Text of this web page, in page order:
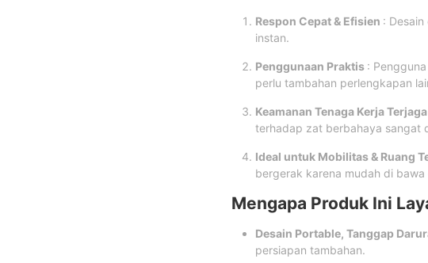
Respon Cepat & Efisien :
instan.
Penggunaan Praktis :
perlu tambahan perlengkapan
Keamanan Tenaga Kerja Terjaga
terhadap zat berbahaya sangat
Ideal untuk Mobilitas & Ruang
bergerak karena mudah di bawa
Mengapa Produk Ini
Desain Portable, Tanggap
persiapan tambahan.